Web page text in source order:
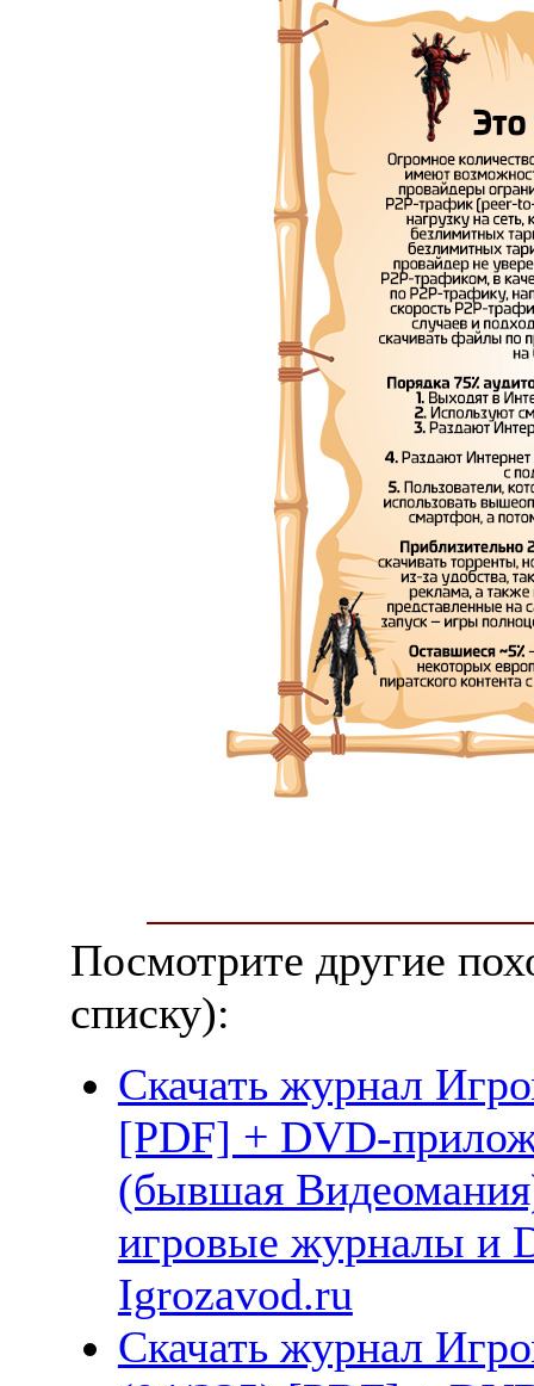
Посмотрите другие
списку):
Скачать журнал
[PDF] + DVD-
(бывшая
игровые журналы и
Igrozavod.ru
Скачать журнал